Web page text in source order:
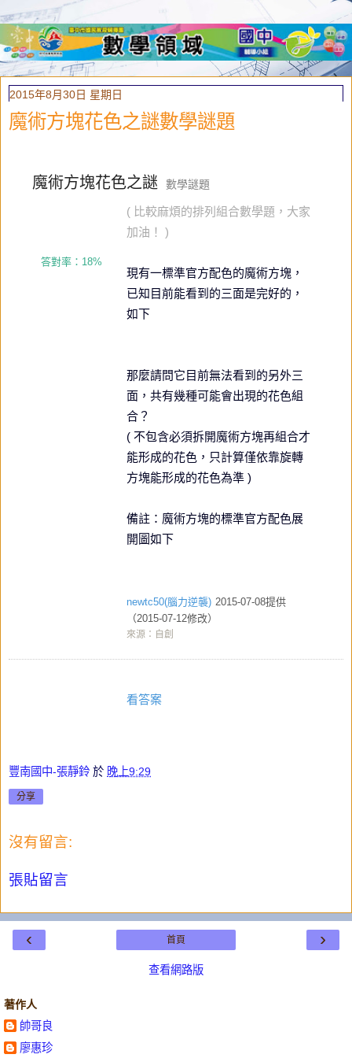
2015年8月30日 星期日
魔術方塊花色之謎數學謎題
魔術方塊花色之謎 數學謎題
答對率：18%
( 比較麻煩的排列組合數學題，大家
加油！ )
現有一標準官方配色的魔術方塊，
已知目前能看到的三面是完好的，
如下
那麼請問它目前無法看到的另外三
面，共有幾種可能會出現的花色組
合？
( 不包含必須拆開魔術方塊再組合才
能形成的花色，只計算僅依靠旋轉
方塊能形成的花色為準 )
備註：魔術方塊的標準官方配色展
開圖如下
newtc50(腦力逆襲) 2015-07-08提供
（2015-07-12修改）
來源：自創
看答案
豐南國中-張靜鈴 於 晚上9:29
分享
沒有留言:
張貼留言
‹ ›
首頁
查看網路版
著作人
帥哥良
廖惠珍